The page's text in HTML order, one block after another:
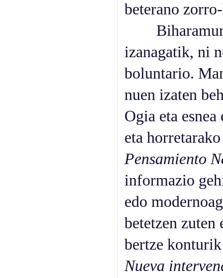
beterano
Biharamun
izanagatik, ni
boluntario.
nuen izaten
Ogia eta
eta
Pensamiento
informazio
edo
betetzen zuten
bertze
Nueva